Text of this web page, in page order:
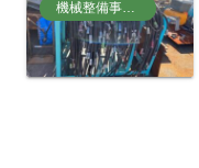
機械整備事業部